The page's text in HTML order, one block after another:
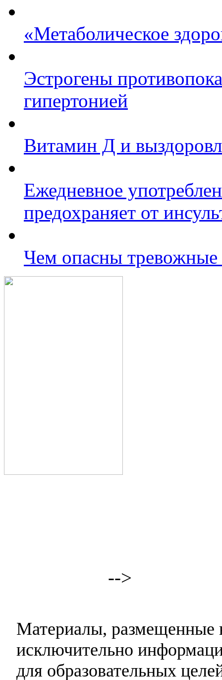
«Метаболическое
Эстрогены
гипертонией
Витамин Д и
Ежедневное
предохраняет от
Чем опасны тревожные
-->
Материалы, размещенные
исключительно
для образовательных